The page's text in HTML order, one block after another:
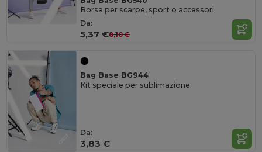
Borsa per scarpe, sport o accessori
Da:
5,37 €8,10 €
Bag Base BG944
Kit speciale per sublimazione
Da:
3,83 €